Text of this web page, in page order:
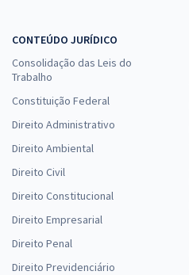
CONTEÚDO JURÍDICO
Consolidação das Leis do
Trabalho
Constituição Federal
Direito Administrativo
Direito Ambiental
Direito Civil
Direito Constitucional
Direito Empresarial
Direito Penal
Direito Previdenciário